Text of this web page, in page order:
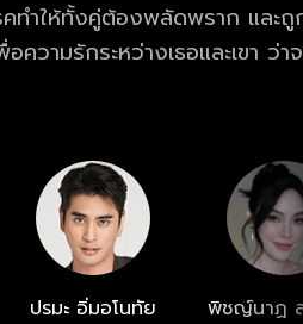
คทำให้ทั้งคู่ต้องพลัดพราก และ
วามรักระหว่างเธอและเขา ว่
ปรมะ อิ่มอโนทัย พิชญ์นาฏ